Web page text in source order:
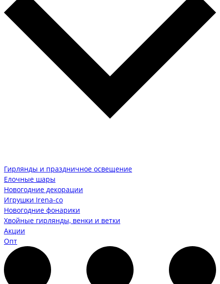
Гирлянды и праздничное освещение
Елочные шары
Новогодние декорации
Игрушки Irena-co
Новогодние фонарики
Хвойные гирлянды, венки и ветки
Акции
Опт